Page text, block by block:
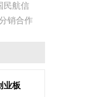
民航信
销合作
销、现
域开展
中国在
业板